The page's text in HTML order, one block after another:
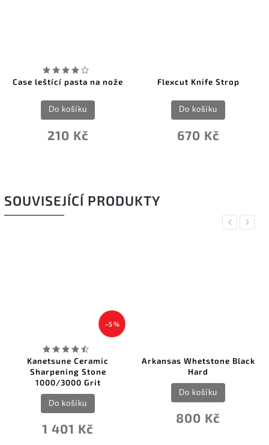
Case leštící pasta na nože
210 Kč
Do košíku
Flexcut Knife Strop
670 Kč
Do košíku
SOUVISEJÍCÍ PRODUKTY
Previous
–5 %
Kanetsune Ceramic
Sharpening Stone
1000/3000 Grit
1 401 Kč
Do košíku
Arkansas Whetstone Black
Hard
800 Kč
Do košíku
Next